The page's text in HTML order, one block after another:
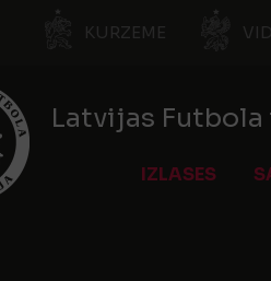
KURZEME
Latvijas
IZLASES